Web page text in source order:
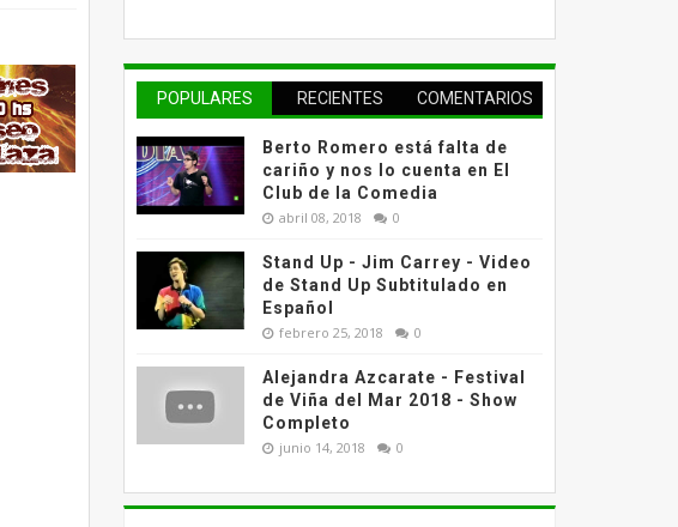
POPULARES RECIENTES COMENTARIOS
Berto Romero está falta de
cariño y nos lo cuenta en El
Club de la Comedia
abril 08, 2018 0
Stand Up - Jim Carrey - Video
de Stand Up Subtitulado en
Español
febrero 25, 2018 0
Alejandra Azcarate - Festival
de Viña del Mar 2018 - Show
Completo
junio 14, 2018 0